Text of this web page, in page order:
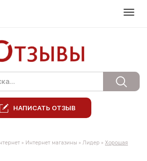
НАПИСАТЬ ОТЗЫВ
» Интернет магазины » Лидер » Хорошая